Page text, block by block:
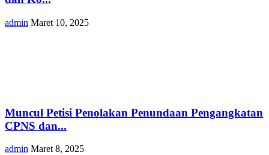
admin Maret 10, 2025
Muncul Petisi Penolakan Penundaan Pengangkatan
CPNS dan...
admin Maret 8, 2025